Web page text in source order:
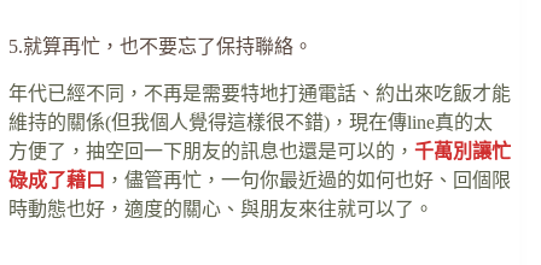
5.就算再忙，也不要忘了保持聯絡。
年代已經不同，不再是需要特地打通電話、約出來吃飯才能
維持的關係(但我個人覺得這樣很不錯)，現在傳line真的太
方便了，抽空回一下朋友的訊息也還是可以的， 千萬別讓忙
碌成了藉口 ，儘管再忙，一句你最近過的如何也好、回個限
時動態也好，適度的關心、與朋友來往就可以了。